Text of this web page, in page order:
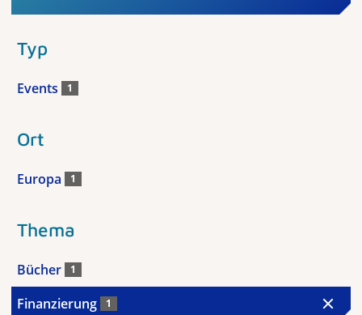
Typ
Events 1
Ort
Europa 1
Thema
Bücher 1
Finanzierung 1